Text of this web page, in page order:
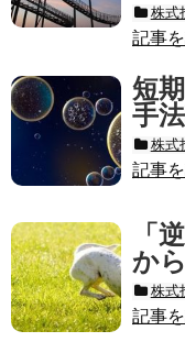
株式
記事
短
手
株式
記事
「
か
株式
記事